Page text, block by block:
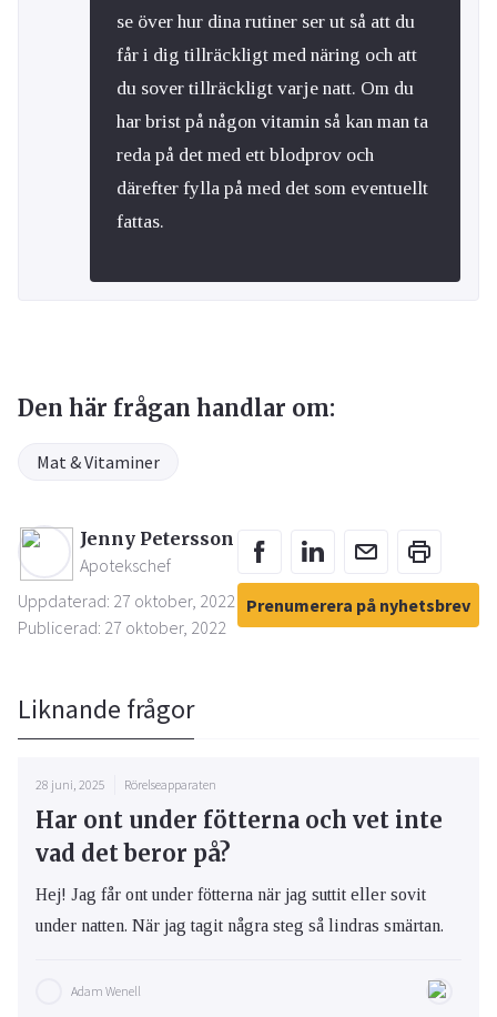
se över hur dina rutiner ser ut så att du
får i dig tillräckligt med näring och att
du sover tillräckligt varje natt. Om du
har brist på någon vitamin så kan man ta
reda på det med ett blodprov och
därefter fylla på med det som eventuellt
fattas.
Den här frågan handlar om:
Mat & Vitaminer
Jenny Petersson
Apotekschef
Uppdaterad: 27 oktober, 2022
Publicerad: 27 oktober, 2022
Prenumerera på nyhetsbrev
Liknande frågor
28 juni, 2025 Rörelseapparaten
Har ont under fötterna och vet inte
vad det beror på?
Hej! Jag får ont under fötterna när jag suttit eller sovit
under natten. När jag tagit några steg så lindras smärtan.
Adam Wenell